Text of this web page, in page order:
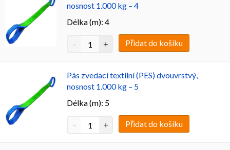
nosnost 1.000 kg – 4
Délka (m): 4
Přidat do košíku
Pás zvedací textilní (PES) dvouvrstvý,
nosnost 1.000 kg – 5
Délka (m): 5
Přidat do košíku